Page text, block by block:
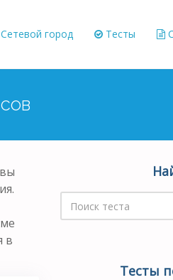
Сетевой город Тесты
в
Тесты